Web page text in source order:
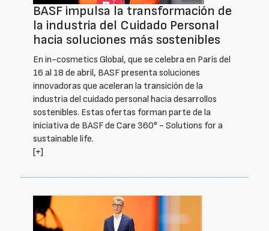
BASF impulsa la transformación de
la industria del Cuidado Personal
hacia soluciones más sostenibles
En in-cosmetics Global, que se celebra en París del
16 al 18 de abril, BASF presenta soluciones
innovadoras que aceleran la transición de la
industria del cuidado personal hacia desarrollos
sostenibles. Estas ofertas forman parte de la
iniciativa de BASF de Care 360° - Solutions for a
sustainable life.
[+]